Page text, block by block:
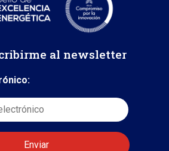
al newsletter